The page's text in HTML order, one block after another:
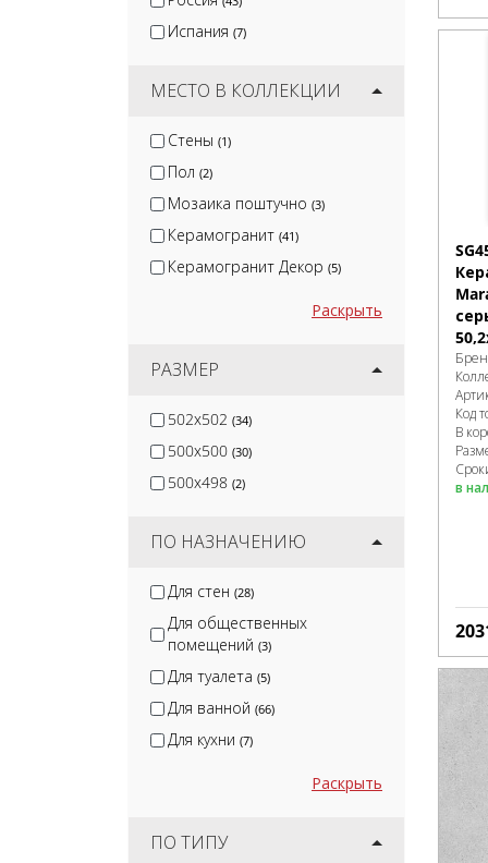
Испания (7)
МЕСТО В КОЛЛЕКЦИИ
Стены (1)
Пол (2)
Мозаика поштучно (3)
Керамогранит (41)
Керамогранит Декор (5)
Раскрыть
РАЗМЕР
502x502 (34)
500x500 (30)
500x498 (2)
ПО НАЗНАЧЕНИЮ
Для стен (28)
Для общественных
помещений (3)
Для туалета (5)
Для ванной (66)
Для кухни (7)
Раскрыть
ПО ТИПУ
Код
В
в